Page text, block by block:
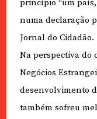
princípio “um país,
numa declaração
Jornal do Cidadão.
Na perspectiva do
Negócios
desenvolvimento
também sofreu